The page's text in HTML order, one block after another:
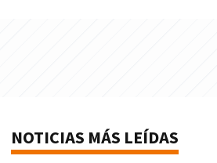
NOTICIAS MÁS LEÍDAS